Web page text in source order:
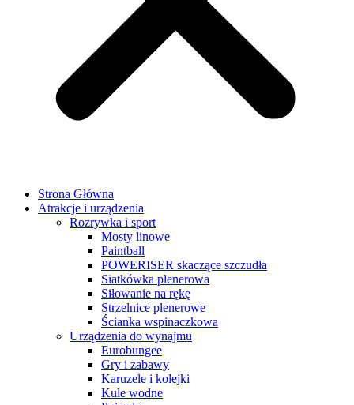
Strona Główna
Atrakcje i urządzenia
Rozrywka i sport
Mosty linowe
Paintball
POWERISER skaczące szczudła
Siatkówka plenerowa
Siłowanie na rękę
Strzelnice plenerowe
Ścianka wspinaczkowa
Urządzenia do wynajmu
Eurobungee
Gry i zabawy
Karuzele i kolejki
Kule wodne